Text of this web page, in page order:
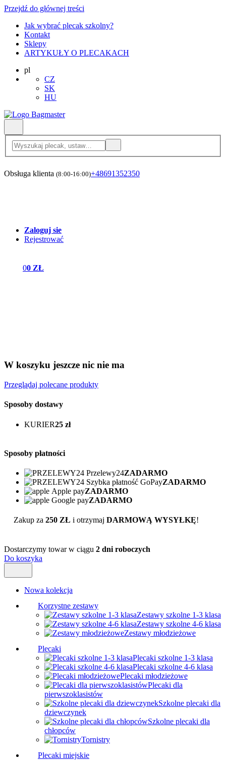
Przejdź do głównej treści
Jak wybrać plecak szkolny?
Kontakt
Sklepy
ARTYKUŁY O PLECAKACH
pl
CZ
SK
HU
Obsługa klienta (8:00-16:00)+48691352350
Zaloguj sie
Rejestrować
00 ZŁ
W koszyku jeszcze nic nie ma
Przeglądaj polecane produkty
Sposoby dostawy
KURIER25 zł
Sposoby płatności
Przelewy24ZADARMO
Szybka płatność GoPayZADARMO
Apple payZADARMO
Google payZADARMO
Zakup za 250 ZŁ i otrzymaj DARMOWĄ WYSYŁKĘ!
Dostarczymy towar w ciągu 2 dni roboczych
Do koszyka
Nowa kolekcja
Korzystne zestawy
Zestawy szkolne 1-3 klasa
Zestawy szkolne 4-6 klasa
Zestawy młodzieżowe
Plecaki
Plecaki szkolne 1-3 klasa
Plecaki szkolne 4-6 klasa
Plecaki młodzieżowe
Plecaki dla
pierwszoklasistów
Szkolne plecaki dla
dziewczynek
Szkolne plecaki dla
chłopców
Tornistry
Plecaki miejskie